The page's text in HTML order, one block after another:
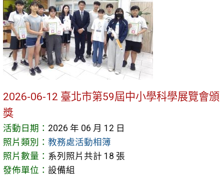
2026-06-12 臺北市第59屆中小學科學展覽會頒
獎
活動日期： 2026 年 06 月 12 日
照片類別： 教務處活動相簿
照片數量： 系列照片共計 18 張
發佈單位： 設備組